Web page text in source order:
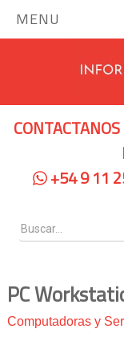
MENU
Notebooks
Pc Hp
IMPRESORAS
+54 9 11
PC
Computadoras y